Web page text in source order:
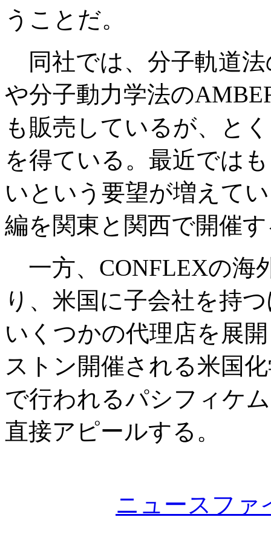
うことだ。
同社では、分子軌道法
や分子動力学法の
も販売しているが、と
を得ている。最近では
いという要望が増えて
編を関東と関西で開催
一方、CONFLEXの海
り、米国に子会社を持
いくつかの代理店を展
ストン開催される米国
で行われるパシフィケ
直接アピールする。
ニュースファ